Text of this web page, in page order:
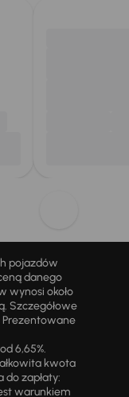
pojazdów
danego
wynosi około
Szczegółowe
Prezentowane
6,65%.
kwota
do zapłaty:
warunkiem